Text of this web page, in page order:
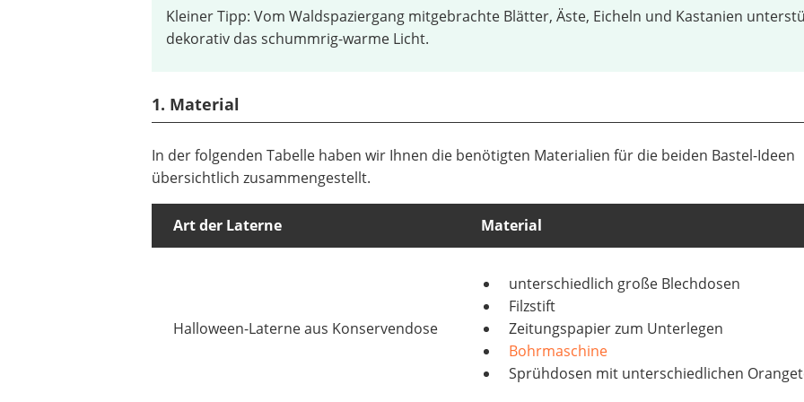
Kleiner Tipp: Vom Waldspaziergang mitgebrachte Blätter, Äste, Eicheln und Kastanien
dekorativ das schummrig-warme Licht.
1. Material
In der folgenden Tabelle haben wir Ihnen die benötigten Materialien für die beiden Bastel-Ideen
übersichtlich zusammengestellt.
Art der Laterne Material
Halloween-Laterne aus Konservendose
unterschiedlich große Blechdosen
Filzstift
Zeitungspapier zum Unterlegen
Bohrmaschine
Sprühdosen mit unterschiedlichen